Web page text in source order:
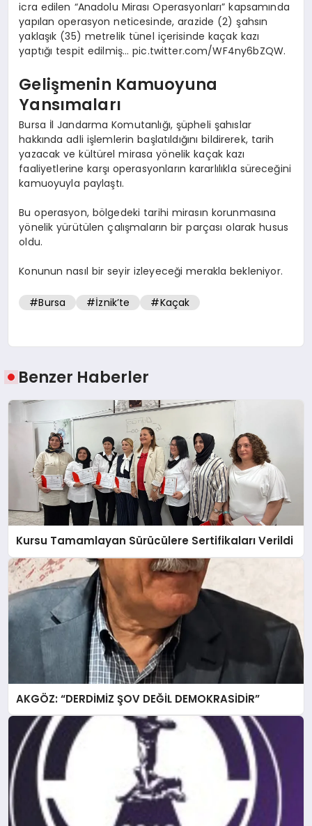
icra edilen “Anadolu Mirası Operasyonları” kapsamında
yapılan operasyon neticesinde, arazide (2) şahsın
yaklaşık (35) metrelik tünel içerisinde kaçak kazı
yaptığı tespit edilmiş… pic.twitter.com/WF4ny6bZQW.
Gelişmenin Kamuoyuna
Yansımaları
Bursa İl Jandarma Komutanlığı, şüpheli şahıslar
hakkında adli işlemlerin başlatıldığını bildirerek, tarih
yazacak ve kültürel mirasa yönelik kaçak kazı
faaliyetlerine karşı operasyonların kararlılıkla süreceğini
kamuoyuyla paylaştı.
Bu operasyon, bölgedeki tarihi mirasın korunmasına
yönelik yürütülen çalışmaların bir parçası olarak husus
oldu.
Konunun nasıl bir seyir izleyeceği merakla bekleniyor.
#Bursa #İznik’te #Kaçak
Benzer Haberler
Kursu Tamamlayan Sürücülere Sertifikaları Verildi
AKGÖZ: “DERDİMİZ ŞOV DEĞİL DEMOKRASİDİR”